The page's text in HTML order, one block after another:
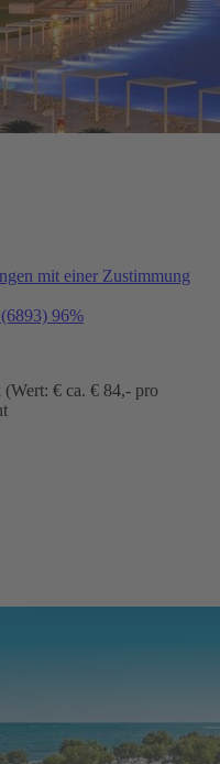
mit einer Zustimmung
(6893) 96%
€ ca. € 84,- pro